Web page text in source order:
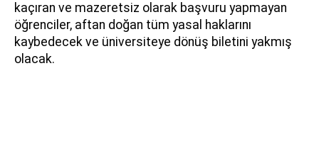
kaçıran ve mazeretsiz olarak başvuru yapmayan
öğrenciler, aftan doğan tüm yasal haklarını
kaybedecek ve üniversiteye dönüş biletini yakmış
olacak.